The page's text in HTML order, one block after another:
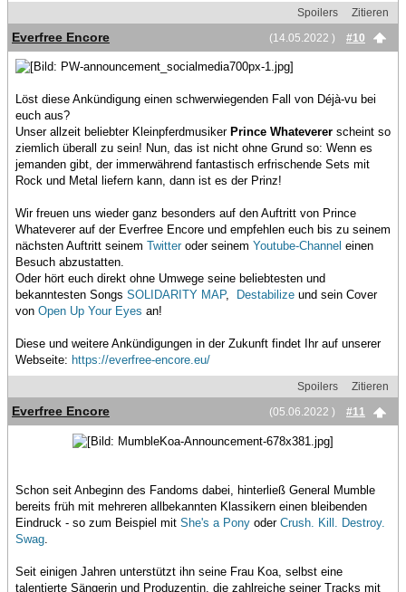
Spoilers
Zitieren
(14.05.2022 )
#10
Everfree Encore
Löst diese Ankündigung einen schwerwiegenden Fall von Déjà-vu bei
euch aus?
Unser allzeit beliebter Kleinpferdmusiker Prince Whateverer scheint so
ziemlich überall zu sein! Nun, das ist nicht ohne Grund so: Wenn es
jemanden gibt, der immerwährend fantastisch erfrischende Sets mit
Rock und Metal liefern kann, dann ist es der Prinz!
Wir freuen uns wieder ganz besonders auf den Auftritt von Prince
Whateverer auf der Everfree Encore und empfehlen euch bis zu seinem
nächsten Auftritt seinem Twitteroder seinem Youtube-Channel einen
Besuch abzustatten.
Oder hört euch direkt ohne Umwege seine beliebtesten und
bekanntesten Songs SOLIDARITY MAP, Destabilize und sein Cover
von Open Up Your Eyes an!
Diese und weitere Ankündigungen in der Zukunft findet Ihr auf unserer
Webseite: https://everfree-encore.eu/
Spoilers
Zitieren
(05.06.2022 )
#11
Everfree Encore
Schon seit Anbeginn des Fandoms dabei, hinterließ General Mumble
bereits früh mit mehreren allbekannten Klassikern einen bleibenden
Eindruck - so zum Beispiel mit She's a Pony oder Crush. Kill. Destroy.
Swag
Seit einigen Jahren unterstützt ihn seine Frau Koa, selbst eine
talentierte Sängerin und Produzentin, die zahlreiche seiner Tracks mit